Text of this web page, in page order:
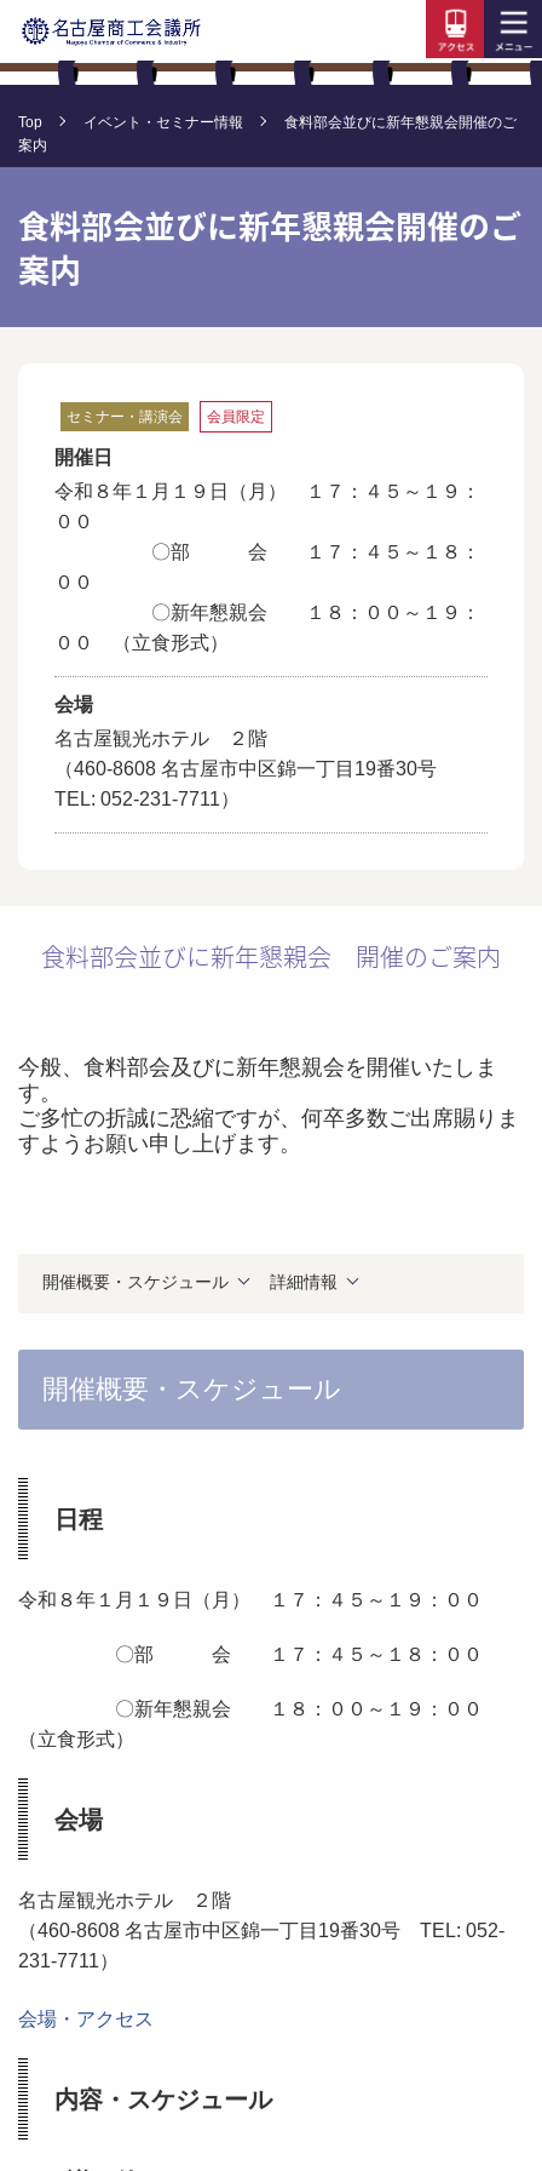
Top イベント・セミナー情報
食料部会並びに新年懇親会開催のご
案内
食料部会並びに新年懇親会開催のご
案内
セミナー・講演会 会員限定
開催日
令和８年１月１９日（月） １７：４５～１９：
００
〇部 会 １７：４５～１８：
００
〇新年懇親会 １８：００～１９：
００ （立食形式）
会場
名古屋観光ホテル
２階
（460-8608 名古屋市中区錦一丁目 19番30号
TEL: 052-231-7711）
食料部会並びに新年懇親会 開催のご案内
今般、食料部会及びに新年懇親会を開催いたしま
す。
ご多忙の折誠に恐縮ですが、何卒多数ご出席賜りま
すようお願い申し上げます。
開催概要・スケジュール 詳細情報
開催概要・スケジュール
日程
令和８年１月１９日（月） １７：４５～１９：００
〇部 会 １７：４５～１８：００
〇新年懇親会 １８：００～１９：００
（立食形式）
会場
名古屋観光ホテル
２階
（460-8608 名古屋市中区錦一丁目 19番30号 TEL: 052-
231-7711）
会場・アクセス
内容・スケジュール